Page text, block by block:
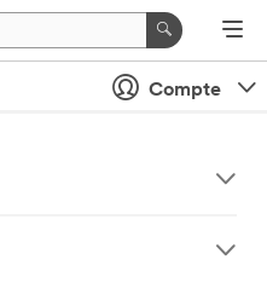
Compte